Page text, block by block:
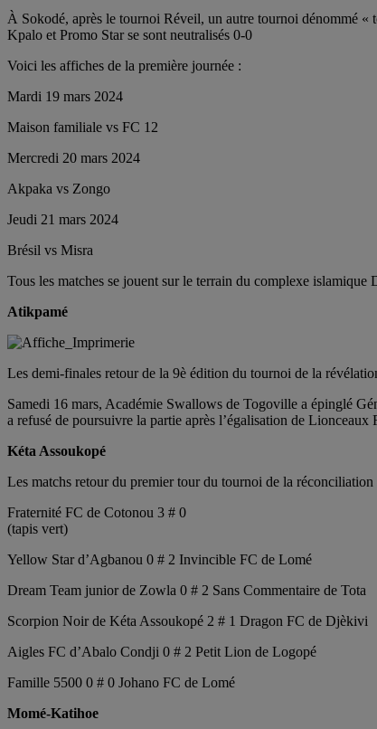
À Sokodé, après le tournoi Réveil, un autre tournoi dénommé
Kpalo et Promo Star se sont neutralisés 0-0
Voici les affiches de la première journée :
Mardi 19 mars 2024
Maison familiale vs FC 12
Mercredi 20 mars 2024
Akpaka vs Zongo
Jeudi 21 mars 2024
Brésil vs Misra
Tous les matches se jouent sur le terrain du complexe islamique
Atikpamé
Les demi-finales retour de la 9è édition du tournoi de la
Samedi 16 mars, Académie Swallows de Togoville a épinglé
a refusé de poursuivre la partie après l’égalisation de
Kéta Assoukopé
Les matchs retour du premier tour du tournoi de la
Fraternité FC de Cotonou 3 # 0
(tapis vert)
Yellow Star d’Agbanou 0 # 2 Invincible FC de Lomé
Dream Team junior de Zowla 0 # 2 Sans Commentaire de Tota
Scorpion Noir de Kéta Assoukopé 2 # 1 Dragon FC de Djèkivi
Aigles FC d’Abalo Condji 0 # 2 Petit Lion de Logopé
Famille 5500 0 # 0 Johano FC de Lomé
Momé-Katihoe